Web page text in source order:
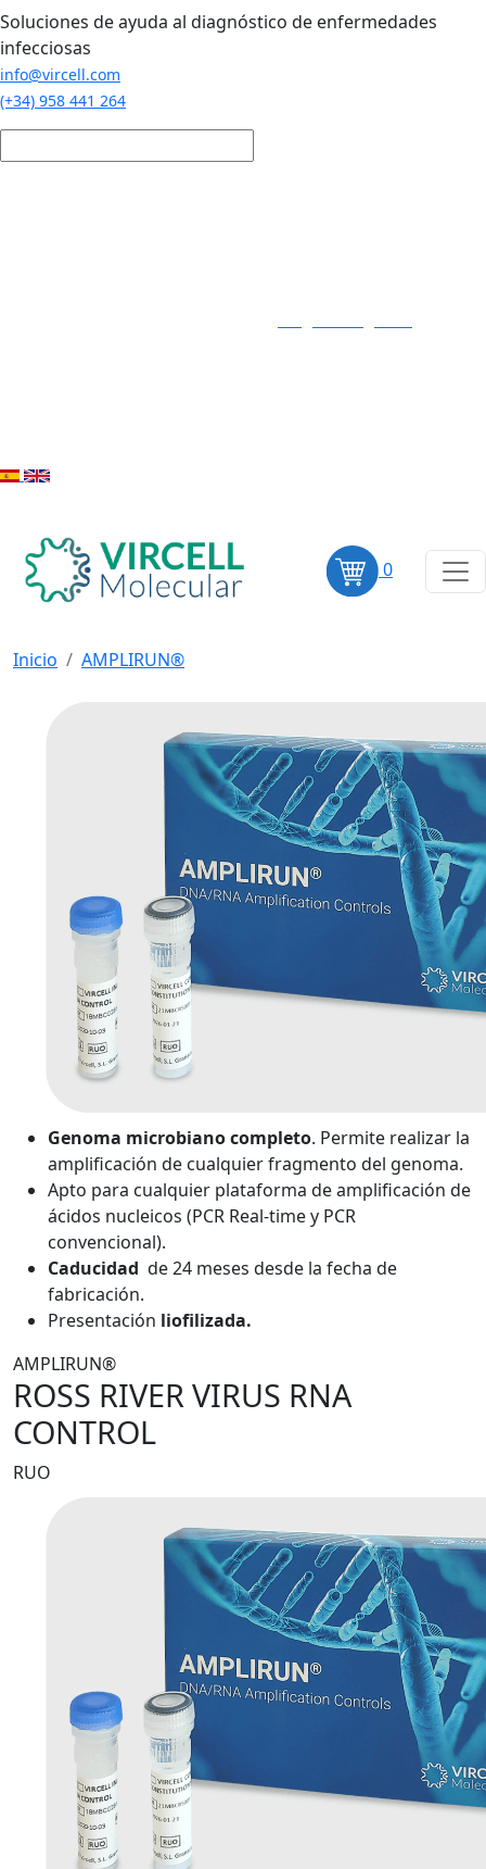
Pasar al contenido principal
Soluciones de ayuda al diagnóstico de enfermedades
infecciosas
info@vircell.com
(+34) 958 441 264
0
Inicio AMPLIRUN®
Genoma microbiano completo. Permite realizar la
amplificación de cualquier fragmento del genoma.
Apto para cualquier plataforma de amplificación de
ácidos nucleicos (PCR Real-time y PCR
convencional).
Caducidad de 24 meses desde la fecha de
fabricación.
Presentación liofilizada.
AMPLIRUN®
ROSS RIVER VIRUS RNA
CONTROL
RUO